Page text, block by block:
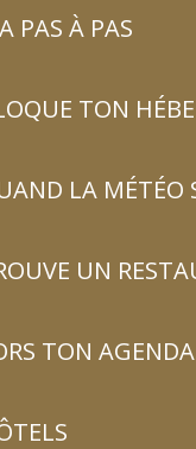
PAS À PAS
TON
LA MÉTÉO
UN
TON AGENDA
!